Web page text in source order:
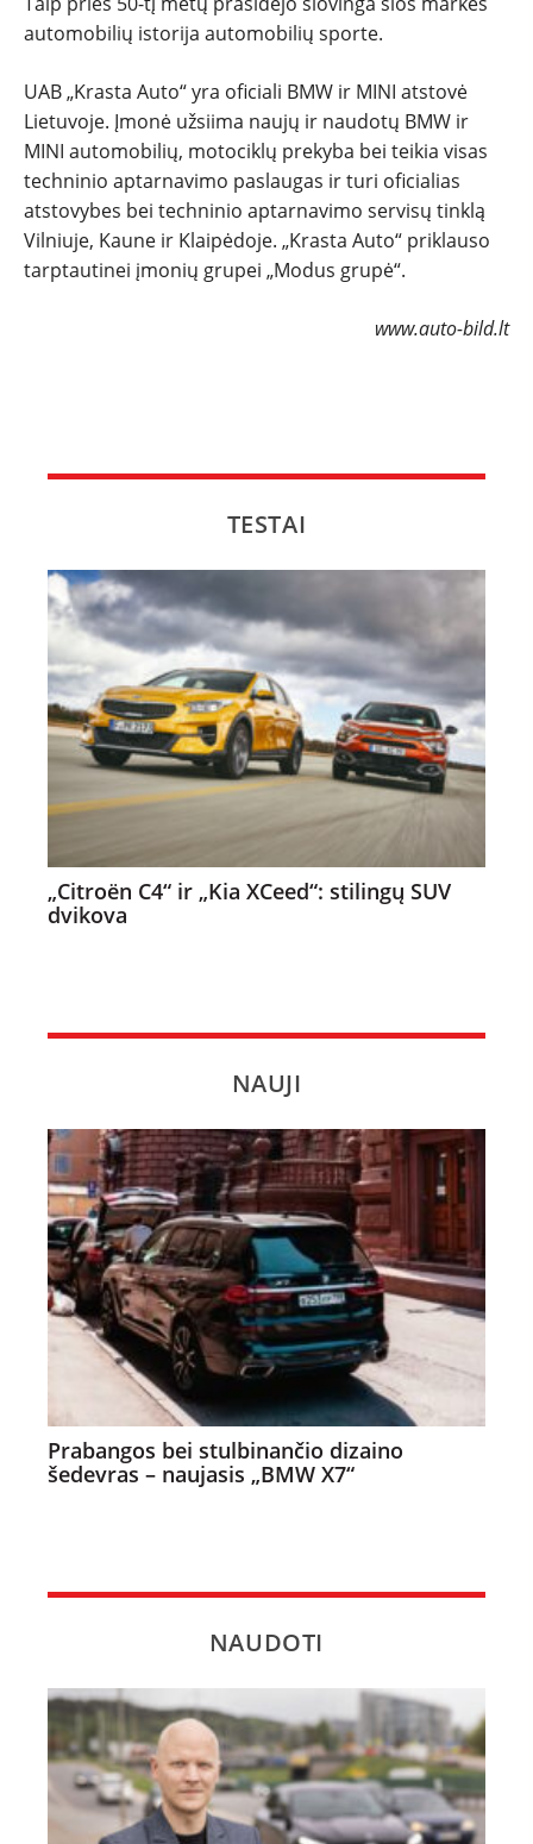
automobilių istorija automobilių sporte.
UAB „Krasta Auto“ yra oficiali BMW ir MINI atstovė
Lietuvoje. Įmonė užsiima naujų ir naudotų BMW ir
MINI automobilių, motociklų prekyba bei teikia visas
techninio aptarnavimo paslaugas ir turi oficialias
atstovybes bei techninio aptarnavimo servisų tinklą
Vilniuje, Kaune ir Klaipėdoje. „Krasta Auto“ priklauso
tarptautinei įmonių grupei „Modus grupė“.
www.auto-bild.lt
TESTAI
„Citroën C4“ ir „Kia XCeed“: stilingų SUV
dvikova
NAUJI
Prabangos bei stulbinančio dizaino
šedevras – naujasis „BMW X7“
NAUDOTI